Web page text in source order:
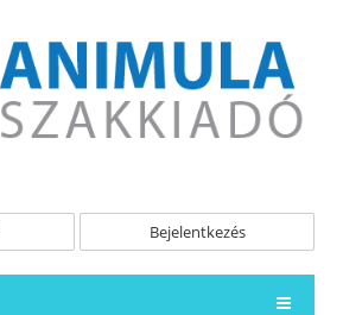
Bejelentkezés